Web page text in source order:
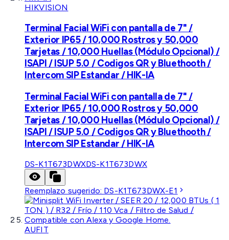
HIKVISION
Terminal Facial WiFi con pantalla de 7" /
Exterior IP65 / 10,000 Rostros y 50,000
Tarjetas / 10,000 Huellas (Módulo Opcional) /
ISAPI / ISUP 5.0 / Codigos QR y Bluethooth /
Intercom SIP Estandar / HIK-IA
Terminal Facial WiFi con pantalla de 7" /
Exterior IP65 / 10,000 Rostros y 50,000
Tarjetas / 10,000 Huellas (Módulo Opcional) /
ISAPI / ISUP 5.0 / Codigos QR y Bluethooth /
Intercom SIP Estandar / HIK-IA
DS-K1T673DWXDS-K1T673DWX
Reemplazo sugerido: DS-K1T673DWX-E1
AUFIT